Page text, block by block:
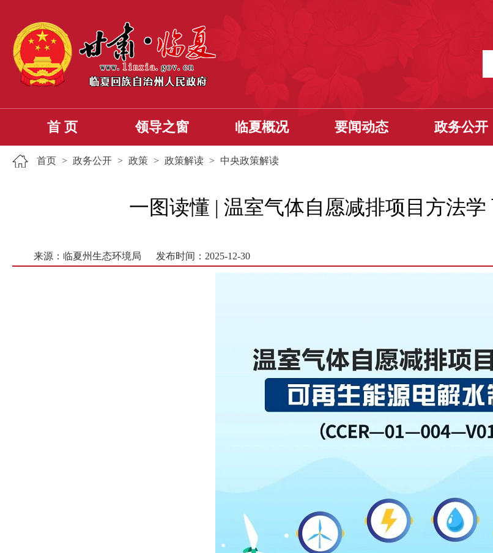
首 页 领导之窗 临夏概况 要闻动态 政务公开
首页 > 政务公开 > 政策 > 政策解读 > 中央政策解读
一图读懂 | 温室气体自愿减排项目方法
来源：临夏州生态环境局 发布时间：2025-12-30